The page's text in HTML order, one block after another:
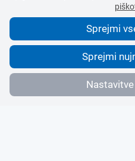
Sprejmi
Sprejmi